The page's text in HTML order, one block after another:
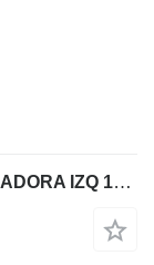
Vérin hydraulique DE PATA ESTABILIZADORA IZQ 173-1927 pour tractopelle Caterpillar 436C